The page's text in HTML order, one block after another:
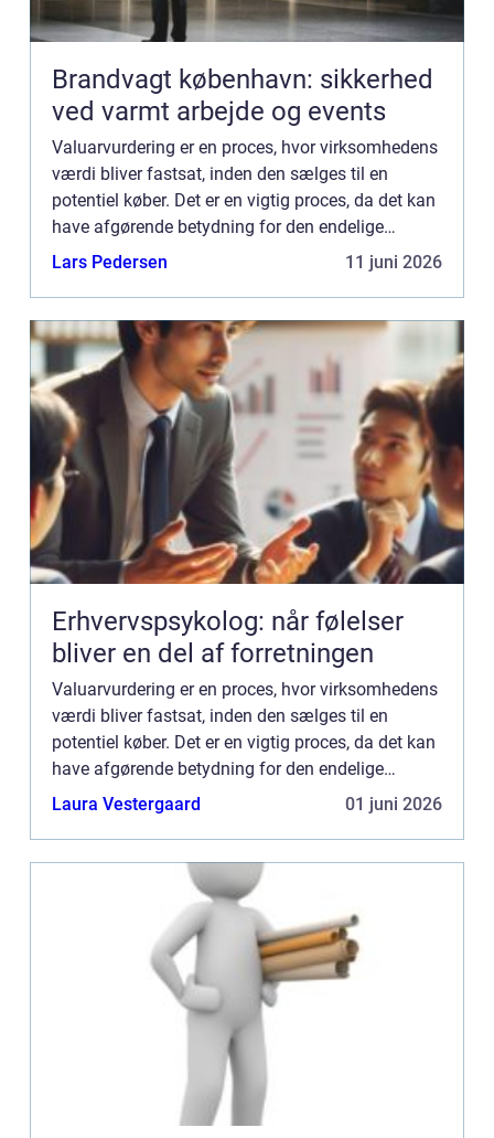
Brandvagt københavn: sikkerhed
ved varmt arbejde og events
Valuarvurdering er en proces, hvor virksomhedens
værdi bliver fastsat, inden den sælges til en
potentiel køber. Det er en vigtig proces, da det kan
have afgørende betydning for den endelige
salgspris og for den overordnede succes for både
Lars Pedersen 11 juni 2026
Erhvervspsykolog: når følelser
bliver en del af forretningen
Valuarvurdering er en proces, hvor virksomhedens
værdi bliver fastsat, inden den sælges til en
potentiel køber. Det er en vigtig proces, da det kan
have afgørende betydning for den endelige
salgspris og for den overordnede succes for både
Laura Vestergaard 01 juni 2026